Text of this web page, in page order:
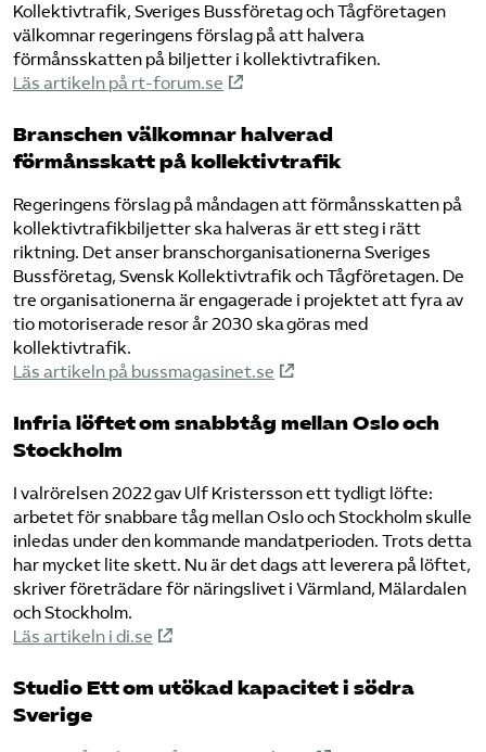
Kollektivtrafik, Sveriges Bussföretag och Tågföretagen
välkomnar regeringens förslag på att halvera
förmånsskatten på biljetter i kollektivtrafiken.
Läs artikeln på rt-forum.se
Branschen välkomnar halverad
förmånsskatt på kollektivtrafik
Regeringens förslag på måndagen att förmånsskatten på
kollektivtrafikbiljetter ska halveras är ett steg i rätt
riktning. Det anser branschorganisationerna Sveriges
Bussföretag, Svensk Kollektivtrafik och Tågföretagen. De
tre organisationerna är engagerade i projektet att fyra av
tio motoriserade resor år 2030 ska göras med
kollektivtrafik.
Läs artikeln på bussmagasinet.se
Infria löftet om snabbtåg mellan Oslo och
Stockholm
I valrörelsen 2022 gav Ulf Kristersson ett tydligt löfte:
arbetet för snabbare tåg mellan Oslo och Stockholm skulle
inledas under den kommande mandatperioden. Trots detta
har mycket lite skett. Nu är det dags att leverera på löftet,
skriver företrädare för näringslivet i Värmland, Mälardalen
och Stockholm.
Läs artikeln i di.se
Studio Ett om utökad kapacitet i södra
Sverige